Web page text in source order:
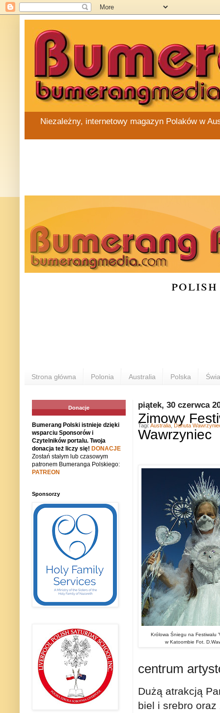
Niezależny, internetowy magazyn Polaków w
Strona główna Polonia Australia Polska
piątek, 30 czerwca
Zimowy
Wawrzyniec
Królowa Śniegu na Festiwalu
w Katoombie Fot.
centrum
Dużą atrakcją
biel i srebro oraz
Tagi: Australia Danuta
Donacje
Bumerang Polski istnieje dzięki
wsparciu Sponsorów i
Czytelników portalu. Twoja
donacja też liczy się! DONACJE
Zostań stałym lub czasowym
patronem Bumeranga Polskiego:
PATREON
Sponsorzy